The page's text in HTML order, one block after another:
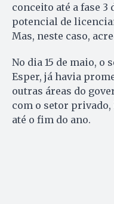
conceito até a fase
potencial de
Mas, neste caso,
No dia 15 de maio, o
Esper, já havia
outras áreas do
com o setor
até o fim do ano.